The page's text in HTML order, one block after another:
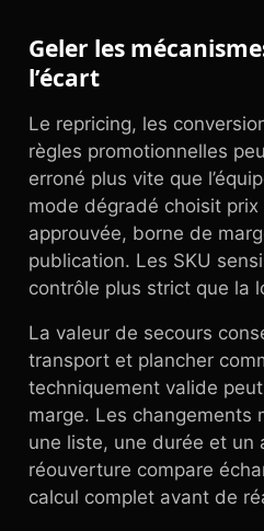
Geler les
l’écart
Le repricing, les
règles promotionnelles
erroné plus vite que
mode dégradé choisit
approuvée, borne de
publication. Les SKU
contrôle plus strict que la
La valeur de secours
transport et plancher
techniquement valide
marge. Les changements
une liste, une durée et un
réouverture compare
calcul complet avant de